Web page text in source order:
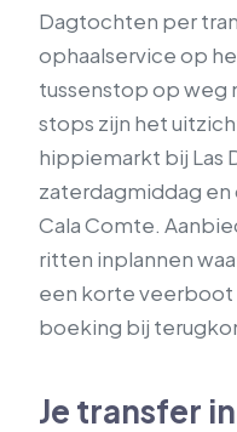
Dagtochten per
ophaalservice op
tussenstop op weg
stops zijn het
hippiemarkt bij Las
zaterdagmiddag
Cala Comte.
ritten inplannen
een korte veerboot
boeking bij
Je transfer